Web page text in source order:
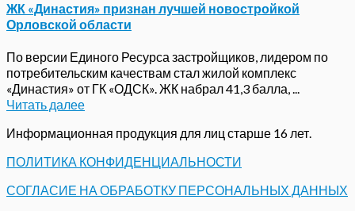
ЖК «Династия» признан лучшей новостройкой
Орловской области
По версии Единого Ресурса застройщиков, лидером по
потребительским качествам стал жилой комплекс
«Династия» от ГК «ОДСК». ЖК набрал 41,3 балла, ...
Читать далее
Информационная продукция для лиц старше 16 лет.
ПОЛИТИКА КОНФИДЕНЦИАЛЬНОСТИ
СОГЛАСИЕ НА ОБРАБОТКУ ПЕРСОНАЛЬНЫХ ДАННЫХ